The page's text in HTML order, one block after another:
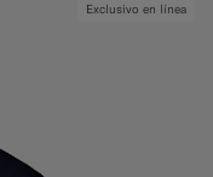
Exclusivo en línea